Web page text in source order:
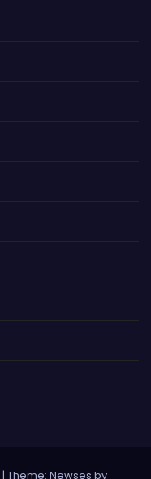
| Theme: Newses by